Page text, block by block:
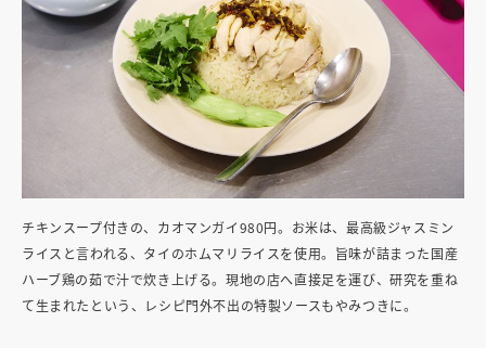
チキンスープ付きの、カオマンガイ980円。お米は、最高級ジャスミン
ライスと言われる、タイのホムマリライスを使用。旨味が詰まった国産
ハーブ鶏の茹で汁で炊き上げる。現地の店へ直接足を運び、研究を重ね
て生まれたという、レシピ門外不出の特製ソースもやみつきに。